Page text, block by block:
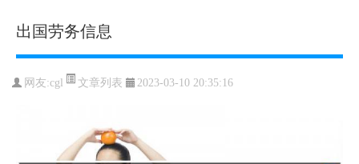
出国劳务信息
网友:cgl 文章列表 2023-03-10 20:35:16